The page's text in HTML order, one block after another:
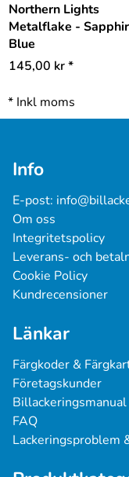
Northern Lights
Metalflake -
Blue
145,00 kr*
* Inkl moms
Info
E-post:
Om oss
Integritetspolicy
Leverans- och
Cookie Policy
Kundrecensioner
Länkar
Färgkoder &
Företagskunder
Billackeringsmanual
FAQ
Lackeringsproblem